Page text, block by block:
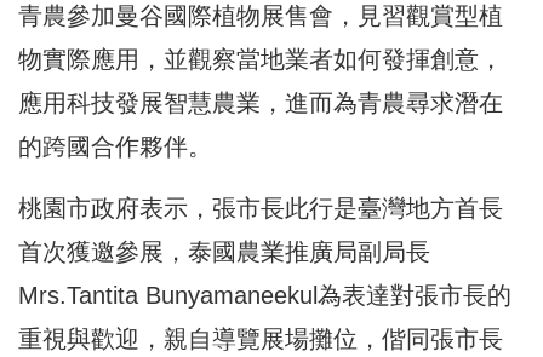
青農參加曼谷國際植物展售會，見習觀賞型植
物實際應用，並觀察當地業者如何發揮創意，
應用科技發展智慧農業，進而為青農尋求潛在
的跨國合作夥伴。
桃園市政府表示，張市長此行是臺灣地方首長
首次獲邀參展，泰國農業推廣局副局長
Mrs.Tantita Bunyamaneekul為表達對張市長的
重視與歡迎，親自導覽展場攤位，偕同張市長